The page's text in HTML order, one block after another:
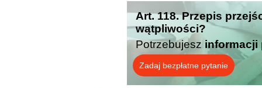
Art. 118. Przepis
wątpliwości?
Potrzebujesz informacji
Zadaj bezpłatne pytanie